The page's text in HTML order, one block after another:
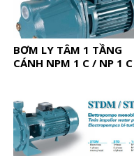
BƠM LY TÂM 1 TẦNG
CÁNH NPM 1 C / NP 1 C